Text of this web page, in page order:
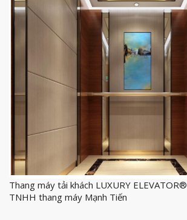
Thang máy tải khách LUXURY
TNHH thang máy Mạnh Tiến